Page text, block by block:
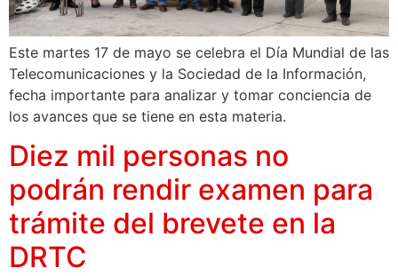
Este martes 17 de mayo se celebra el Día Mundial de las
Telecomunicaciones y la Sociedad de la Información,
fecha importante para analizar y tomar conciencia de
los avances que se tiene en esta materia.
Diez mil personas no
podrán rendir examen para
trámite del brevete en la
DRTC